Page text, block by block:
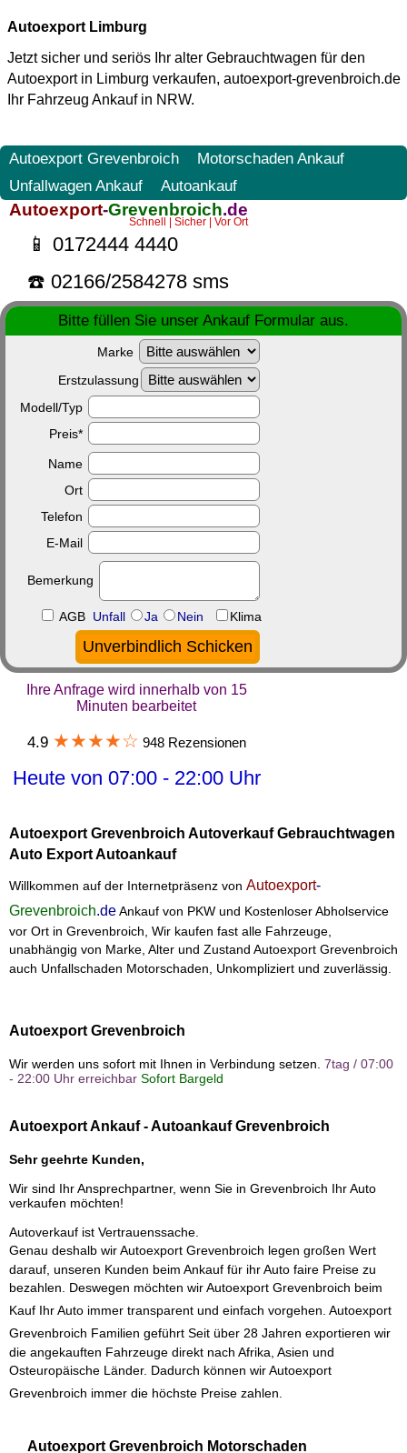
Autoexport Limburg
Jetzt sicher und seriös Ihr alter Gebrauchtwagen für den
Autoexport in Limburg verkaufen, autoexport-grevenbroich.de
Ihr Fahrzeug Ankauf in NRW.